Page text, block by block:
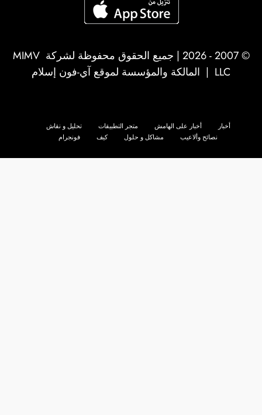
© 2007 - 2026 | جميع الحقوق محفوظة لشركة
MIMV
LLC | المالكة والمؤسسة لموقع آي-فون إسلام
أخبار أخبار على الهامش متجر التطبيقات
تحليل و نقاش
نصائح وألاعيب
مشاكل و حلول كيف فونجرام